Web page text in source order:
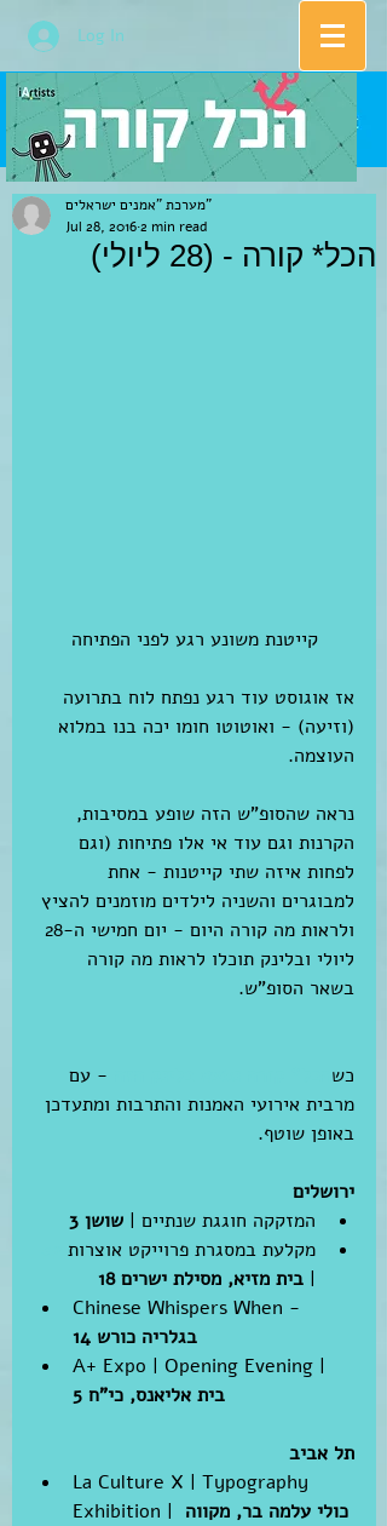
Log In
הכל* קורה - (28 ליולי)
מערכת "אמנים ישראלים"
Jul 28, 20162 min read
קייטנת משונע רגע לפני הפתיחה
אז אוגוסט עוד רגע נפתח לוח בתרועה
(וזיעה) - ואוטוטו חומו יכה בנו במלוא
העוצמה.
נראה שהסופ"ש הזה שופע במסיבות,
הקרנות וגם עוד אי אלו פתיחות (וגם
לפחות איזה שתי קייטנות - אחת
למבוגרים והשניה לילדים מוזמנים להציץ
ליולי ובלינק תוכלו לראות מה קורה
בשאר הסופ"ש.
כש
- עם
מרבית אירועי האמנות והתרבות ומתעדכן
באופן שוטף.
ירושלים
המזקקה חוגגת שנתיים | שושן 3
מקלעת במסגרת פרוייקט אוצרות
| בית מזיא, מסילת ישרים 18
Chinese Whispers When -
בגלריה כורש 14
A+ Expo | Opening Evening |
תל אביב
La Culture X | Typography
Exhibition |